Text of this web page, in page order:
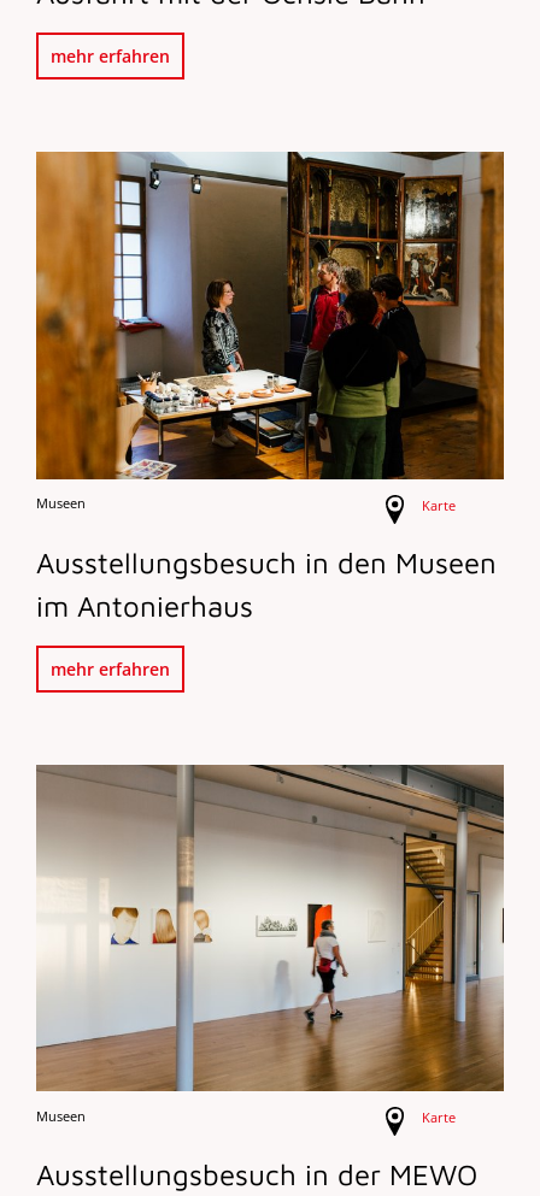
mehr erfahren
Museen Karte
Ausstellungsbesuch in den Museen
im Antonierhaus
mehr erfahren
Museen Karte
Ausstellungsbesuch in der MEWO